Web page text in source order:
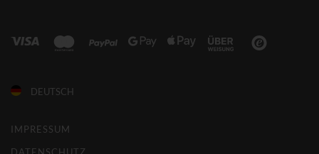
DEUTSCH
IMPRESSUM
DATENSCHUTZ